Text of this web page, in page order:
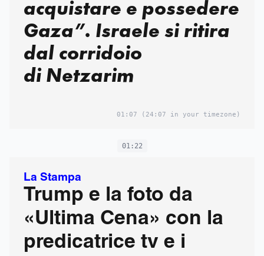
acquistare e possedere
Gaza”. Israele si ritira
dal corridoio
di Netzarim
01:07 (24:07 in your timezone)
01:22
La Stampa
Trump e la foto da
«Ultima Cena» con la
predicatrice tv e i